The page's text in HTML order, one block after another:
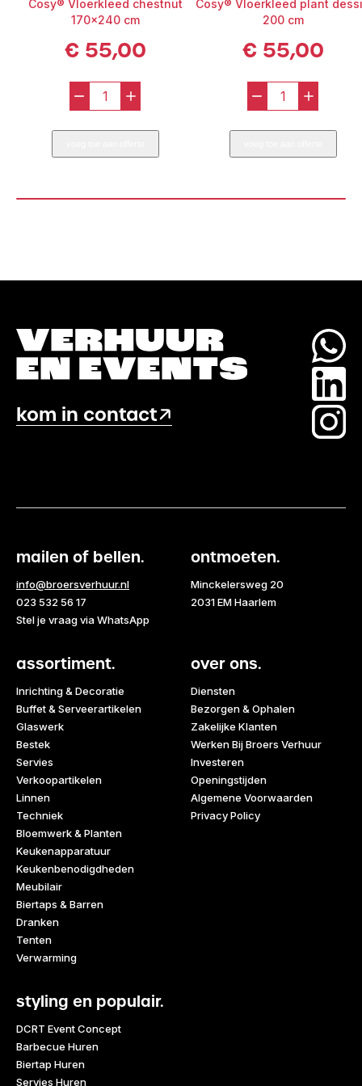
Cosy® Vloerkleed chestnut
170x240 cm
€55,00
-
Cosy®
Vloerkleed
chestnut
cm
+
Cosy® Vloerkleed plant
200 cm
€55,00
-
Cosy®
Vloerkleed
plant
200
+
kom in contact
mailen of bellen.
info@broersverhuur.nl
023 532 56 17
Stel je vraag via WhatsApp
ontmoeten.
Minckelersweg 20
2031 EM Haarlem
assortiment.
Inrichting & Decoratie
Buffet & Serveerartikelen
Glaswerk
Bestek
Servies
Verkoopartikelen
Linnen
Techniek
Bloemwerk & Planten
Keukenapparatuur
Keukenbenodigdheden
Meubilair
Biertaps & Barren
Dranken
Tenten
Verwarming
over ons.
Diensten
Bezorgen & Ophalen
Zakelijke Klanten
Werken Bij Broers Verhuur
Investeren
Openingstijden
Algemene Voorwaarden
Privacy Policy
styling en populair.
DCRT Event Concept
Barbecue Huren
Biertap Huren
Servies Huren